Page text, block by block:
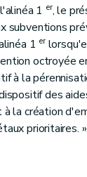
1 er, le
subventions
1 er
octroyée
à la
des
la création
prioritaires. ».